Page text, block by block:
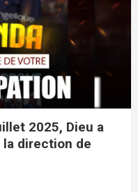
2025, Dieu a
la direction de